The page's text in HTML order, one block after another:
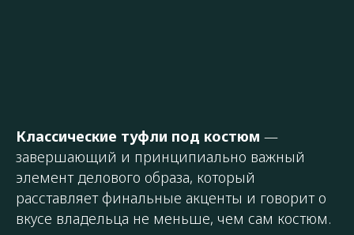
Классические туфли под костюм —
завершающий и принципиально важный
элемент делового образа, который
расставляет финальные акценты и говорит о
вкусе владельца не меньше, чем сам костюм.